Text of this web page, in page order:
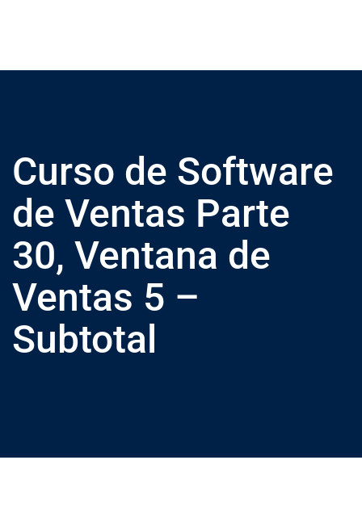
Curso de Software
de Ventas Parte
30, Ventana de
Ventas 5 –
Subtotal